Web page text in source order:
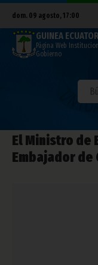
dom. 09 agosto, 17:00
GUINEA
Página Web
Gobierno
El Ministro de
Embajador de